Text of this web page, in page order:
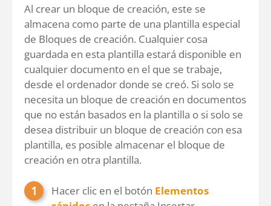
Al crear un bloque de creación, este se
almacena como parte de una plantilla especial
de Bloques de creación. Cualquier cosa
guardada en esta plantilla estará disponible en
cualquier documento en el que se trabaje,
desde el ordenador donde se creó. Si solo se
necesita un bloque de creación en documentos
que no están basados en la plantilla o si solo se
desea distribuir un bloque de creación con esa
plantilla, es posible almacenar el bloque de
creación en otra plantilla.
Hacer clic en el botón Elementos